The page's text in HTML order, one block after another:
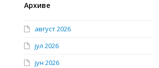
Архиве
август 2026
јул 2026
јун 2026